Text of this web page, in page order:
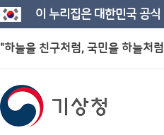
이 누리집은 대한민국 공
"하늘을 친구처럼, 국민을 하늘처